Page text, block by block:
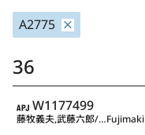
A2775
36
APJ
W1177499
藤牧義夫,武藤六郎/他作 関谷忠雄/編